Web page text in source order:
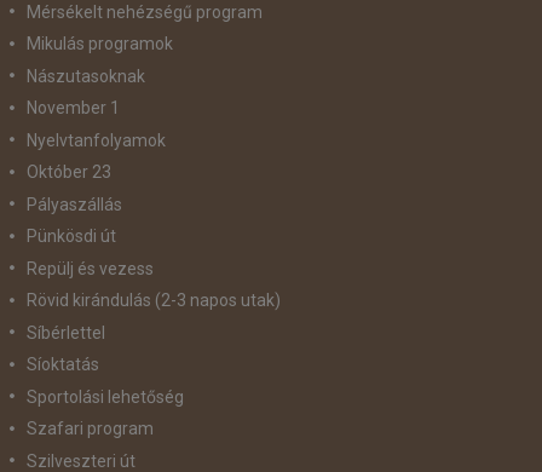
Mérsékelt nehézségű program
Mikulás programok
Nászutasoknak
November 1
Nyelvtanfolyamok
Október 23
Pályaszállás
Pünkösdi út
Repülj és vezess
Rövid kirándulás (2-3 napos utak)
Síbérlettel
Síoktatás
Sportolási lehetőség
Szafari program
Szilveszteri út